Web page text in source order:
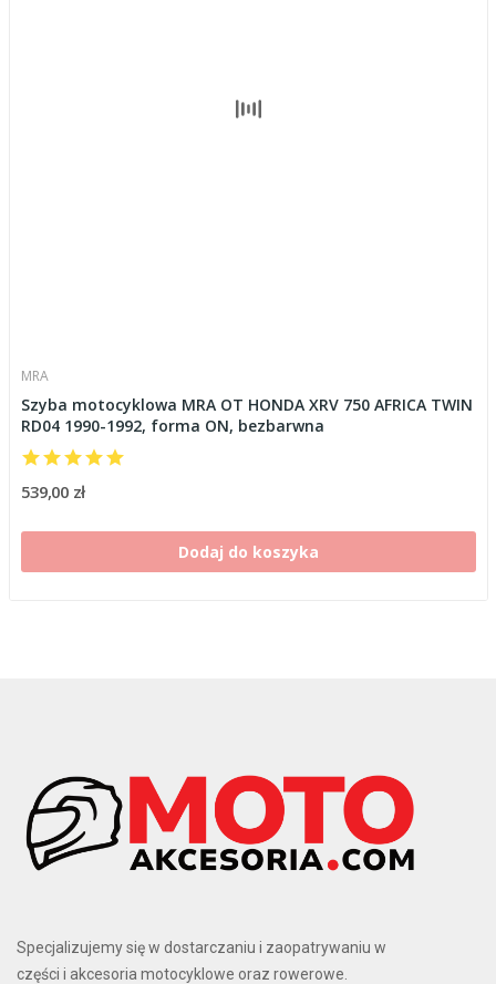
MRA
Szyba motocyklowa MRA OT HONDA XRV 750 AFRICA TWIN
RD04 1990-1992, forma ON, bezbarwna
539,00 zł
Dodaj do koszyka
Specjalizujemy się w dostarczaniu i zaopatrywaniu w
części i akcesoria motocyklowe oraz rowerowe.